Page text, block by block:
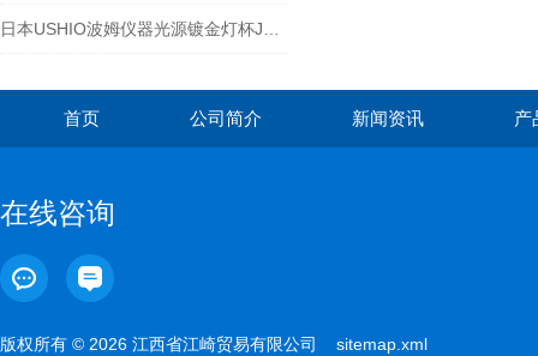
首页 公司简介 新闻资讯 产
在线咨询
版权所有 © 2026 江西省江崎贸易有限公司 sitemap.xml